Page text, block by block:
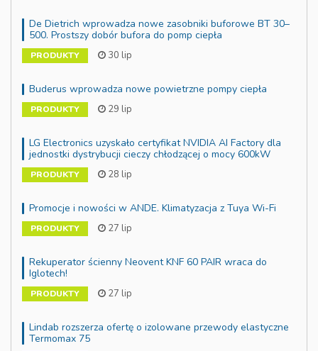
De Dietrich wprowadza nowe zasobniki buforowe BT 30–
500. Prostszy dobór bufora do pomp ciepła
PRODUKTY 30 lip
Buderus wprowadza nowe powietrzne pompy ciepła
PRODUKTY 29 lip
LG Electronics uzyskało certyfikat NVIDIA AI Factory dla
jednostki dystrybucji cieczy chłodzącej o mocy 600kW
PRODUKTY 28 lip
Promocje i nowości w ANDE. Klimatyzacja z Tuya Wi-Fi
PRODUKTY 27 lip
Rekuperator ścienny Neovent KNF 60 PAIR wraca do
Iglotech!
PRODUKTY 27 lip
Lindab rozszerza ofertę o izolowane przewody elastyczne
Termomax 75